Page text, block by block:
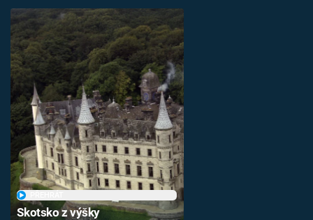
Skotsko z výšky